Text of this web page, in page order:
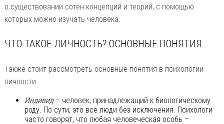
о существовании сотен концепций и теорий, с помощью
которых можно изучать человека.
ЧТО ТАКОЕ ЛИЧНОСТЬ? ОСНОВНЫЕ ПОНЯТИЯ
Также стоит рассмотреть основные понятия в психологии
личности:
Индивид– человек, принадлежащий к биологическому
роду. По сути, это все люди без исключения. Психологи
часто говорят, что любая человеческая особь –